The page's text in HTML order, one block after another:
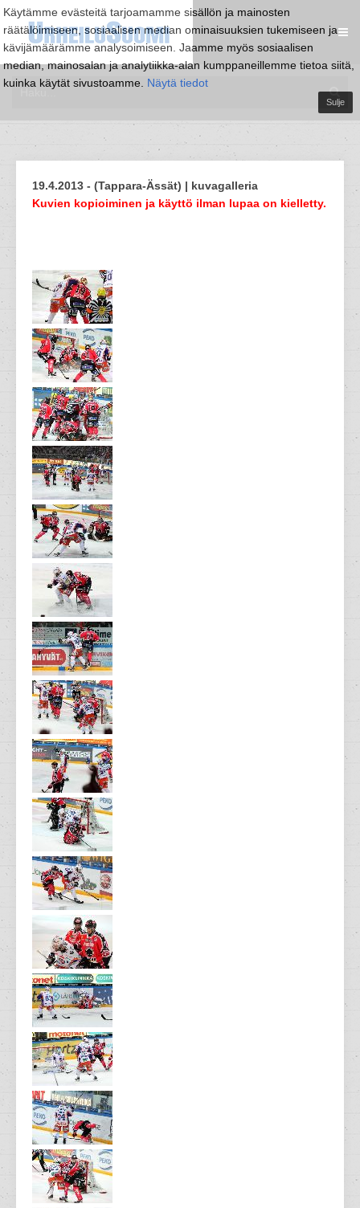
Käytämme evästeitä tarjoamamme sisällön ja mainosten
räätälöimiseen, sosiaalisen median ominaisuuksien tukemiseen ja
kävijämäärämme analysoimiseen. Jaamme myös sosiaalisen
median, mainosalan ja analytiikka-alan kumppaneillemme tietoa siitä,
kuinka käytät sivustoamme. Näytä tiedot
Sulje
19.4.2013 - (Tappara-Ässät) | kuvagalleria
Kuvien kopioiminen ja käyttö ilman lupaa on kielletty.